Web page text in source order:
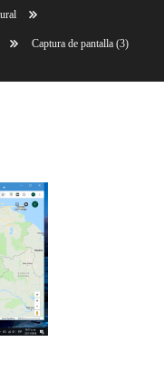
Captura de pantalla (3)